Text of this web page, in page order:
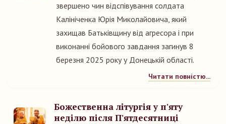
звершено чин відспівування солдата
Калініченка Юрія Миколайовича, який
захищав Батьківщину від агресора і при
виконанні бойового завдання загинув 8
березня 2025 року у Донецькій області.
Читати повністю...
Божественна літургія у п'яту
неділю після П'ятдесятниці